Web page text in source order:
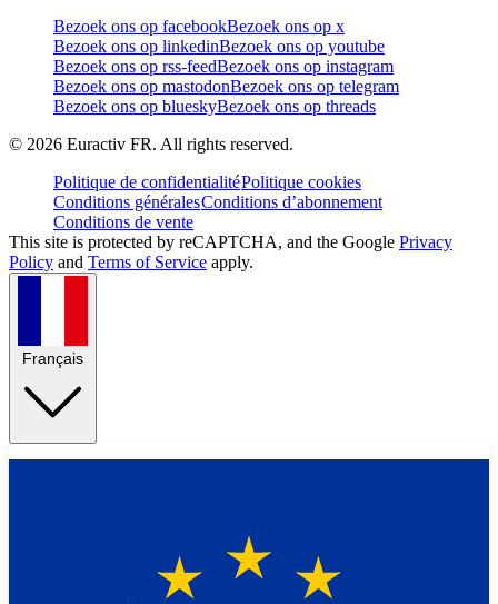
Bezoek ons op facebookBezoek ons op x
Bezoek ons op linkedinBezoek ons op youtube
Bezoek ons op rss-feedBezoek ons op instagram
Bezoek ons op mastodonBezoek ons op telegram
Bezoek ons op blueskyBezoek ons op threads
© 2026 Euractiv FR. All rights reserved.
Politique de confidentialitéPolitique cookies
Conditions généralesConditions d’abonnement
Conditions de vente
This site is protected by reCAPTCHA, and the Google Privacy
Policy and Terms of Service apply.
Français